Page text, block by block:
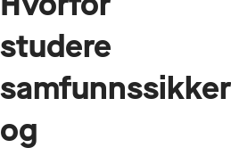
studere
og